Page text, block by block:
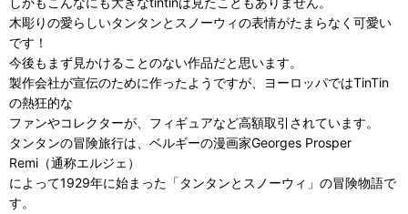
木彫りの愛らしいタンタンとスノーウィの表情がたまらなく可愛い
です！
今後もまず見かけることのない作品だと思います。
製作会社が宣伝のために作ったようですが、ヨーロッパではTinTin
の熱狂的な
ファンやコレクターが、フィギュアなど高額取引されています。
タンタンの冒険旅行は、ベルギーの漫画家Georges Prosper
Remi（通称エルジェ）
によって1929年に始まった「タンタンとスノーウィ」の冒険物語で
す。